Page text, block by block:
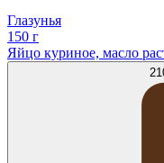
Глазунья
150 г
Яйцо куриное, масло